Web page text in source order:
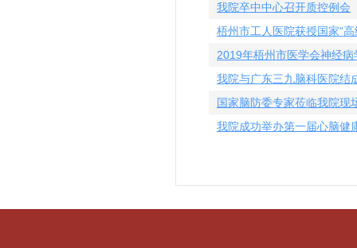
我院卒中中心召开质控例会
梧州市工人医院获授国家“
2019年梧州市医学会神经
我院与广东三九脑科医院结
国家脑防委专家莅临我院现
我院成功举办第一届心脑健